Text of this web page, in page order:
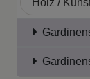
Holz /